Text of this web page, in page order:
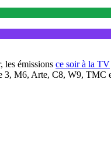
les émissions ce soir à la TV
3, M6, Arte, C8, W9, TMC